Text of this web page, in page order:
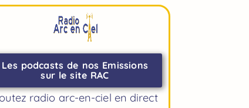
Les podcasts de nos Emissions
sur le site RAC
radio arc-en-ciel en direct